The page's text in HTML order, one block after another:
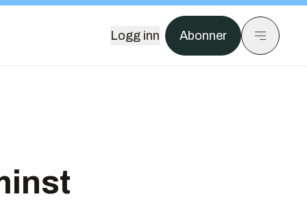
Logg inn Abonner